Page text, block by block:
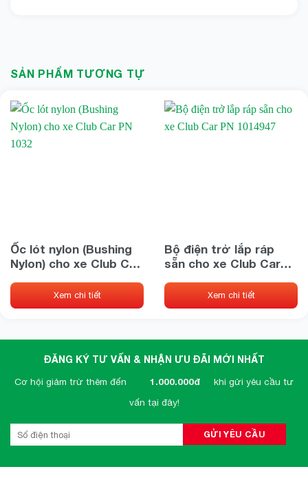
SẢN PHẨM TƯƠNG TỰ
Ốc lót nylon (Bushing
Nylon) cho xe Club Car
Xem chi tiết
Bộ điện trở lắp ráp
sẵn cho xe Club Car
Xem chi tiết
ĐĂNG KÝ TƯ VẤN & NHẬN ƯU ĐÃI MỚI NHẤT
Cơ hội giảm trừ thêm đến 1.000.000đ
khi gửi yêu cầu tư
vấn tại đây!